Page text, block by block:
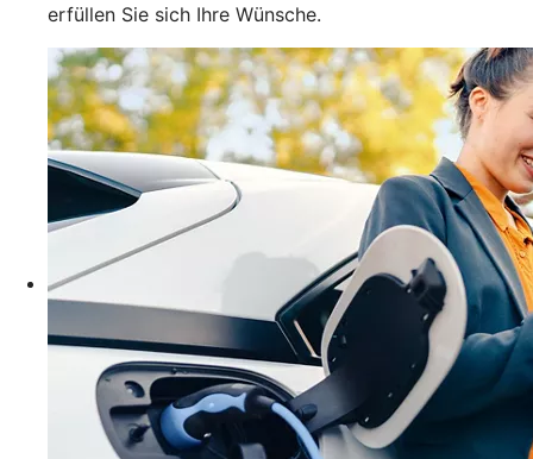
erfüllen Sie sich Ihre Wünsche.